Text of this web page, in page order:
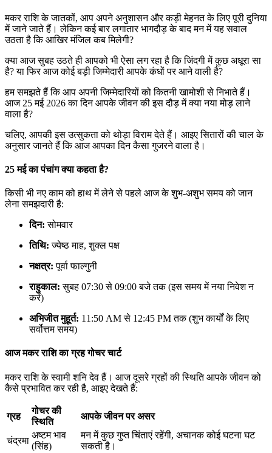
मकर राशि के जातकों, आप अपने अनुशासन और कड़ी मेहनत के लिए पूरी दुनिया
में जाने जाते हैं। लेकिन कई बार लगातार भागदौड़ के बाद मन में यह सवाल
उठता है कि आखिर मंजिल कब मिलेगी?
क्या आज सुबह उठते ही आपको भी ऐसा लग रहा है कि जिंदगी में कुछ अधूरा सा
है? या फिर आज कोई बड़ी जिम्मेदारी आपके कंधों पर आने वाली है?
हम समझते हैं कि आप अपनी जिम्मेदारियों को कितनी खामोशी से निभाते हैं।
आज 25 मई 2026 का दिन आपके जीवन की इस दौड़ में क्या नया मोड़ लाने
वाला है?
चलिए, आपकी इस उत्सुकता को थोड़ा विराम देते हैं। आइए सितारों की चाल के
अनुसार जानते हैं कि आज आपका दिन कैसा गुजरने वाला है।
25 मई का पंचांग क्या कहता है?
किसी भी नए काम को हाथ में लेने से पहले आज के शुभ-अशुभ समय को जान
लेना समझदारी है:
दिन: सोमवार
तिथि: ज्येष्ठ माह, शुक्ल पक्ष
नक्षत्र: पूर्वा फाल्गुनी
राहुकाल: सुबह 07:30 से 09:00 बजे तक (इस समय में नया निवेश न
करें)
अभिजीत मुहूर्त: 11:50 AM से 12:45 PM तक (शुभ कार्यों के लिए
सर्वोत्तम समय)
आज मकर राशि का ग्रह गोचर चार्ट
मकर राशि के स्वामी शनि देव हैं। आज दूसरे ग्रहों की स्थिति आपके जीवन को
कैसे प्रभावित कर रही है, आइए देखते हैं:
ग्रह
गोचर की
स्थिति
आपके जीवन पर असर
चंद्रमा
अष्टम भाव
(सिंह)
मन में कुछ गुप्त चिंताएं रहेंगी, अचानक कोई घटना घट
सकती है।